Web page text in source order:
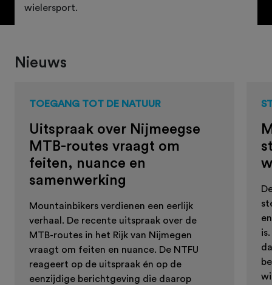
wielersport.
Nieuws
TOEGANG TOT DE NATUUR
Uitspraak over Nijmeegse
MTB-routes vraagt om
feiten, nuance en
samenwerking
Mountainbikers verdienen een eerlijk
verhaal. De recente uitspraak over de
MTB-routes in het Rijk van Nijmegen
vraagt om feiten en nuance. De NTFU
reageert op de uitspraak én op de
eenzijdige berichtgeving die daarop